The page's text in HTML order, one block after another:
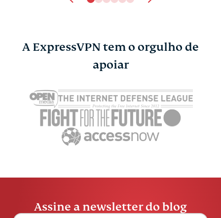
Google Chrome vs.
o melhor?
Marcus Tsui 8 minutos Marcus
A ExpressVPN tem o orgulho de
apoiar
Assine a newsletter do blog